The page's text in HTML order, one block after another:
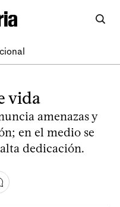
vida
amenazas y
en el medio se
dedicación.